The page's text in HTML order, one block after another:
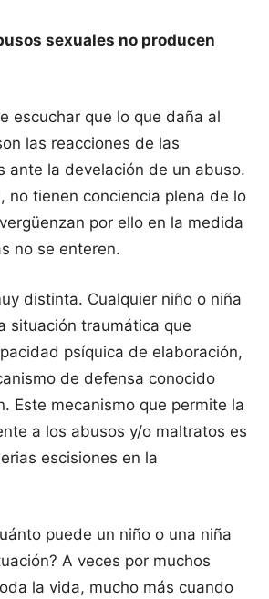
sexuales no producen
escuchar que lo que daña al
las reacciones de las
ante la develación de un abuso.
no tienen conciencia plena de lo
por ello en la medida
no se enteren.
distinta. Cualquier niño o niña
situación traumática que
psíquica de elaboración,
de defensa conocido
Este mecanismo que permite la
a los abusos y/o maltratos es
escisiones en la
puede un niño o una niña
A veces por muchos
la vida, mucho más cuando